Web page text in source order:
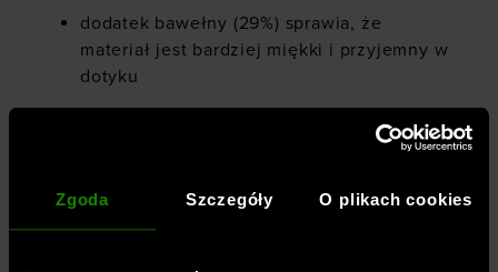
Zgoda Szczegóły O plikach cookies
dodatek bawełny (29%) sprawia, że
materiał jest bardziej miękki i przyjemny w
dotyku
małe logo z przodu